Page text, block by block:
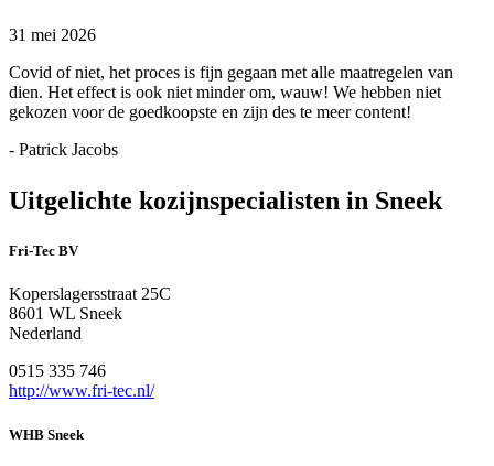
31 mei 2026
Covid of niet, het proces is fijn gegaan met alle maatregelen van
dien. Het effect is ook niet minder om, wauw! We hebben niet
gekozen voor de goedkoopste en zijn des te meer content!
- Patrick Jacobs
Uitgelichte kozijnspecialisten in Sneek
Fri-Tec BV
Koperslagersstraat 25C
8601 WL Sneek
Nederland
0515 335 746
http://www.fri-tec.nl/
WHB Sneek